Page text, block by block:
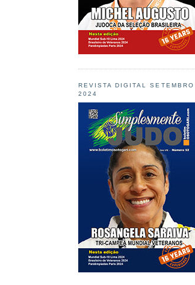
REVISTA DIGITAL SETEMBRO
2024